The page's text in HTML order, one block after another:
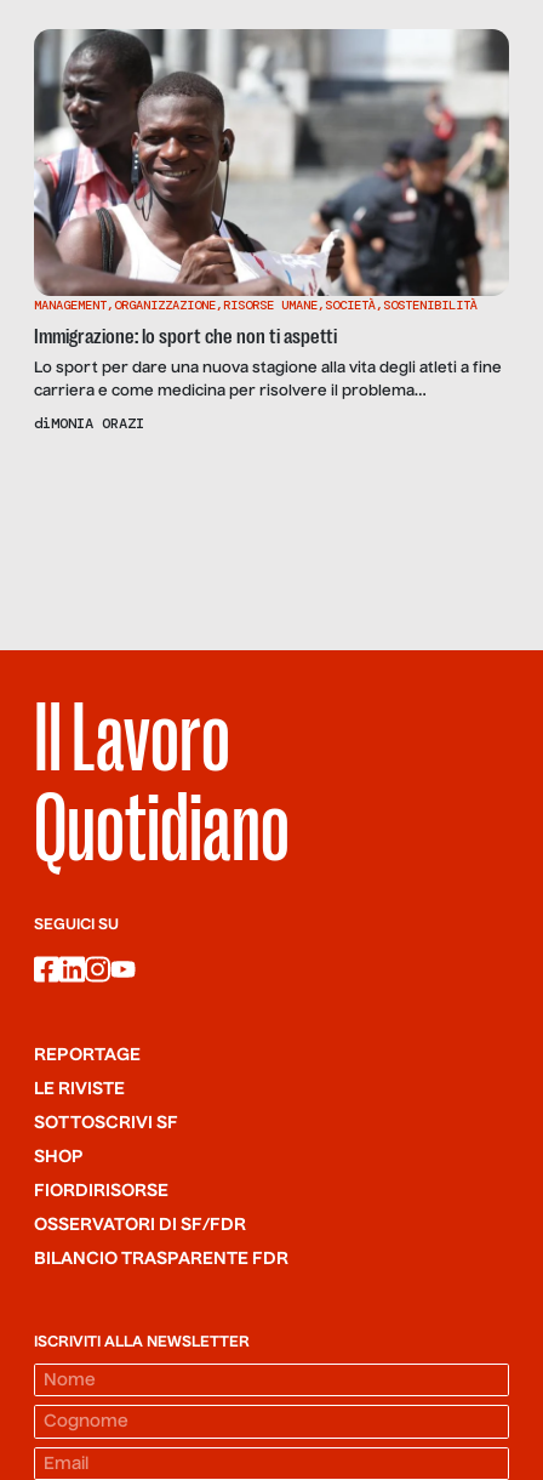
MANAGEMENT,ORGANIZZAZIONE,RISORSE UMANE, SOCIETÀ, SOSTENIBILITÀ
Immigrazione: lo sport che non ti aspetti
Lo sport per dare una nuova stagione alla vita degli atleti a fine
carriera e come medicina per risolvere il problema
dell’integrazione dei minori, che ogni anno arrivano in Italia, per
diMONIA ORAZI
Il Lavoro
Quotidiano
SEGUICI SU
facebook
linkedin
instagram
youtube
REPORTAGE
LE RIVISTE
SOTTOSCRIVI SF
SHOP
FIORDIRISORSE
OSSERVATORI DI SF/FDR
BILANCIO TRASPARENTE FDR
ISCRIVITI ALLA NEWSLETTER